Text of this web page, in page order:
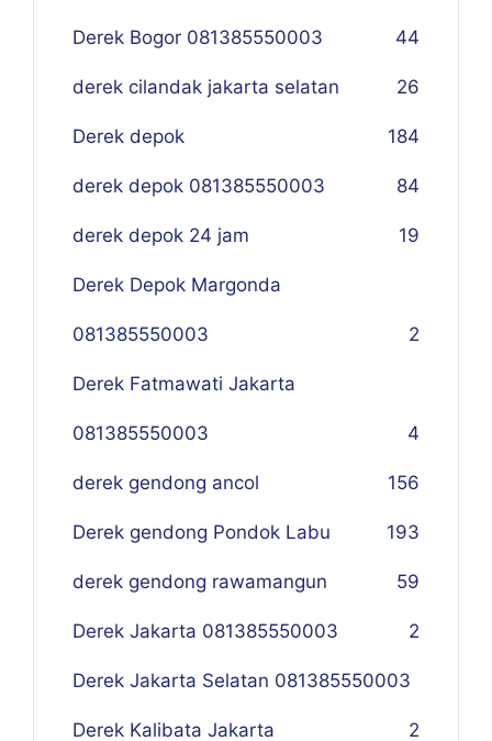
4
Derek Bogor 081385550003 4
derek cilandak jakarta selatan 26
Derek depok 184
derek depok 081385550003 84
derek depok 24 jam 19
Derek Depok Margonda
081385550003 2
Derek Fatmawati Jakarta
081385550003 4
derek gendong ancol 156
Derek gendong Pondok Labu 193
derek gendong rawamangun 59
Derek Jakarta 081385550003 2
Derek Jakarta Selatan 081385550003
2
Derek Kalibata Jakarta